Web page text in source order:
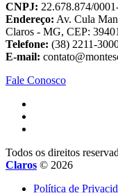
CNPJ: 22.678.874/
Endereço: Av. Cula
Claros - MG, CEP:
Telefone: (38) 2211-
E-mail:
Fale Conosco
Todos os direitos
Claros © 2026
Política de